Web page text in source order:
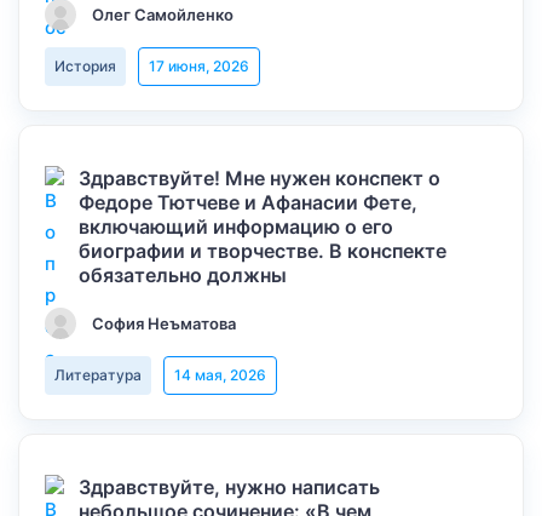
Олег Самойленко
История 17 июня, 2026
Здравствуйте! Мне нужен конспект о
Федоре Тютчеве и Афанасии Фете,
включающий информацию о его
биографии и творчестве. В конспекте
обязательно должны
София Неъматова
Литература 14 мая, 2026
Здравствуйте, нужно написать
небольшое сочинение: «В чем